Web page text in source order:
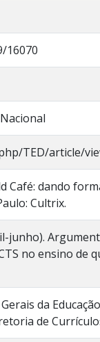
16070
TED/article/
Café: dando
Cultrix.
junho).
no ensino de
da
de